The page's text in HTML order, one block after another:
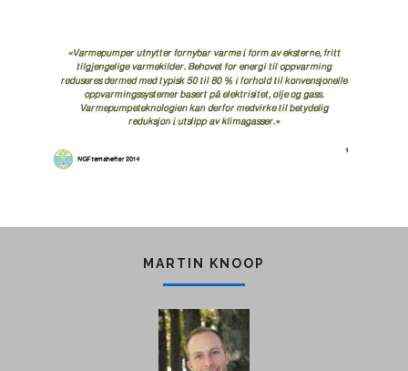
MARTIN KNOOP